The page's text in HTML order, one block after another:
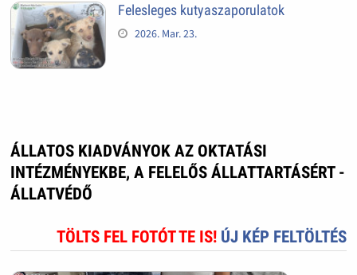
Felesleges kutyaszaporulatok
2026. Mar. 23.
ÁLLATOS KIADVÁNYOK AZ OKTATÁSI
INTÉZMÉNYEKBE, A FELELŐS ÁLLATTARTÁSÉRT -
ÁLLATVÉDŐ
TÖLTS FEL FOTÓT TE IS! ÚJ KÉP FELTÖLTÉS